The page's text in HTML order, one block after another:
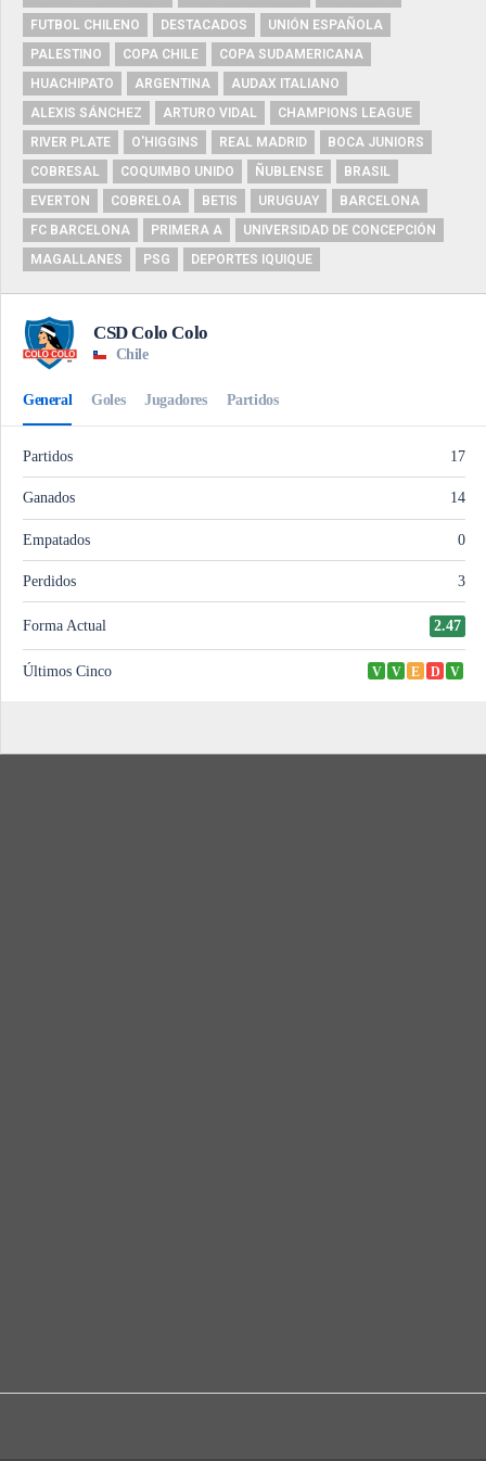
FUTBOL CHILENO
DESTACADOS
UNIÓN ESPAÑOLA
PALESTINO
COPA CHILE
COPA SUDAMERICANA
HUACHIPATO
ARGENTINA
AUDAX ITALIANO
ALEXIS SÁNCHEZ
ARTURO VIDAL
CHAMPIONS LEAGUE
RIVER PLATE
O'HIGGINS REAL MADRID
BOCA JUNIORS
COBRESAL
COQUIMBO UNIDO ÑUBLENSE
BRASIL
EVERTON
COBRELOA BETIS URUGUAY
BARCELONA
FC BARCELONA
PRIMERA A
UNIVERSIDAD DE CONCEPCIÓN
MAGALLANES
PSG DEPORTES IQUIQUE